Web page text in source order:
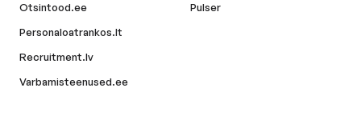
Otsintood.ee
Personaloatrankos.lt
Recruitment.lv
Varbamisteenused.ee
Pulser